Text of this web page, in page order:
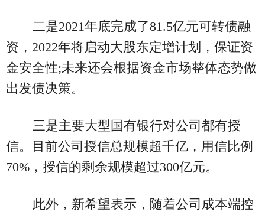
二是2021年底完成了81.5亿元可转债融
资，2022年将启动大股东定增计划，保证资
金安全性;未来还会根据资金市场整体态势做
出发债决策。
三是主要大型国有银行对公司都有授
信。目前公司授信总规模超千亿，用信比例
70%，授信的剩余规模超过300亿元。
此外，新希望表示，随着公司成本端控